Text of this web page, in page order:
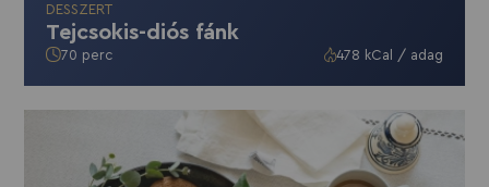
DESSZERT
Tejcsokis-diós fánk
70 perc 478 kCal / adag